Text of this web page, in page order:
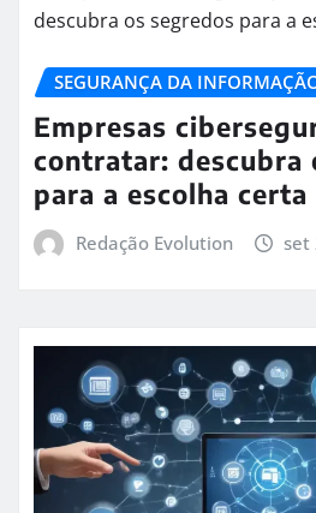
SEGURANÇA DA
Empresas
contratar: descubra
para a escolha certa
Redação Evolution set